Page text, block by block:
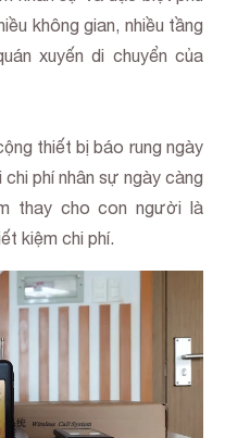
không gian, nhiều tầng
xuyến di chuyển của
thiết bị báo rung ngày
phí nhân sự ngày càng
thay cho con người là
kiệm chi phí.